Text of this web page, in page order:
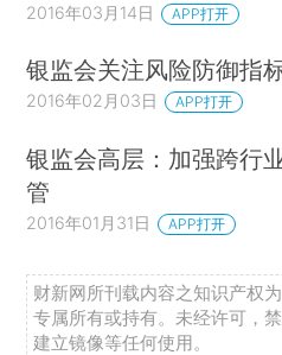
2016年03月14日 APP打开
银监会关注风险防御指
2016年02月03日 APP打开
银监会高层：加强跨行
管
2016年01月31日 APP打开
财新网所刊载内容之知识产权
专属所有或持有。未经许可，
建立镜像等任何使用。